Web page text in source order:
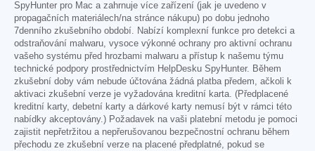
SpyHunter pro Mac a zahrnuje více zařízení (jak je uvedeno v
propagačních materiálech/na stránce nákupu) po dobu jednoho
7denního zkušebního období. Nabízí komplexní funkce pro detekci a
odstraňování malwaru, vysoce výkonné ochrany pro aktivní ochranu
vašeho systému před hrozbami malwaru a přístup k našemu týmu
technické podpory prostřednictvím HelpDesku SpyHunter. Během
zkušební doby vám nebude účtována žádná platba předem, ačkoli k
aktivaci zkušební verze je vyžadována kreditní karta. (Předplacené
kreditní karty, debetní karty a dárkové karty nemusí být v rámci této
nabídky akceptovány.) Požadavek na vaši platební metodu je pomoci
zajistit nepřetržitou a nepřerušovanou bezpečnostní ochranu během
přechodu ze zkušební verze na placené předplatné, pokud se